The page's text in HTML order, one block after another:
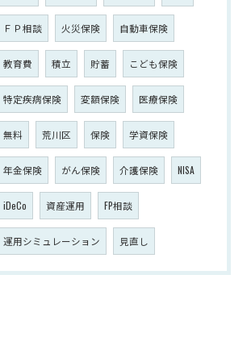
ＦＰ相談 火災保険 自動車保険
教育費 積立 貯蓄 こども保険
特定疾病保険 変額保険 医療保険
無料 荒川区 保険 学資保険
年金保険 がん保険 介護保険 NISA
iDeCo 資産運用 FP相談
運用シミュレーション 見直し